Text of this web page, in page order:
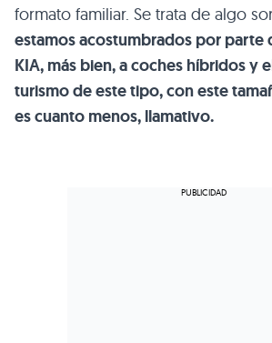
formato familiar. Se trata de algo
estamos acostumbrados por parte
KIA, más bien, a coches híbridos y
turismo de este tipo, con este
es cuanto menos, llamativo.